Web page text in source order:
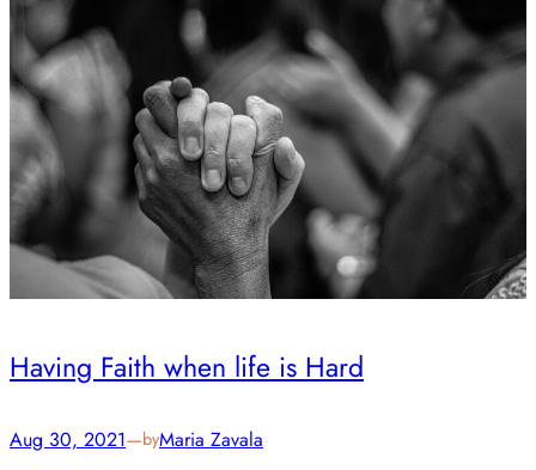
Having Faith when life is Hard
Aug 30, 2021—byMaria Zavala